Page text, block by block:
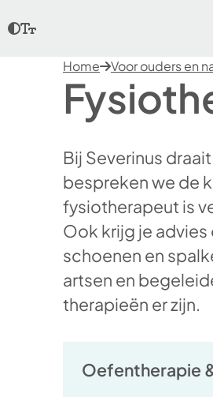
Home Voor ouders en
Bij Severinus
bespreken we de
fysiotherapeut is
Ook krijg je
schoenen en
artsen en
therapieën er zijn.
Oefentherapie